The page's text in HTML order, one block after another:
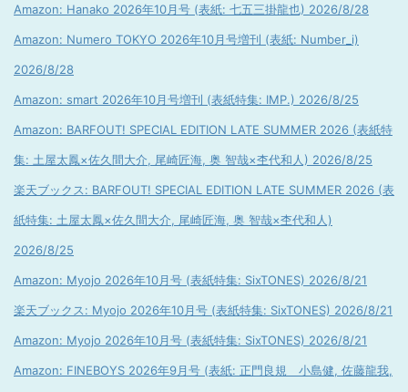
Amazon: Hanako 2026年10月号 (表紙: 七五三掛龍也) 2026/8/28
Amazon: Numero TOKYO 2026年10月号増刊 (表紙: Number_i)
2026/8/28
Amazon: smart 2026年10月号増刊 (表紙特集: IMP.) 2026/8/25
Amazon: BARFOUT! SPECIAL EDITION LATE SUMMER 2026 (表紙特
集: 土屋太鳳×佐久間大介, 尾崎匠海, 奥 智哉×杢代和人) 2026/8/25
楽天ブックス: BARFOUT! SPECIAL EDITION LATE SUMMER 2026 (表
紙特集: 土屋太鳳×佐久間大介, 尾崎匠海, 奥 智哉×杢代和人)
2026/8/25
Amazon: Myojo 2026年10月号 (表紙特集: SixTONES) 2026/8/21
楽天ブックス: Myojo 2026年10月号 (表紙特集: SixTONES) 2026/8/21
Amazon: Myojo 2026年10月号 (表紙特集: SixTONES) 2026/8/21
Amazon: FINEBOYS 2026年9月号 (表紙: 正門良規 小島健, 佐藤龍我,